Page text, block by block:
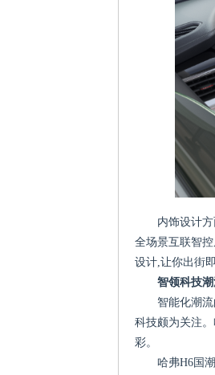
内饰设计
全场景互联智
设计,让你出街
智领科技
智能化潮
科技颇为关注
彩。
哈弗H6国